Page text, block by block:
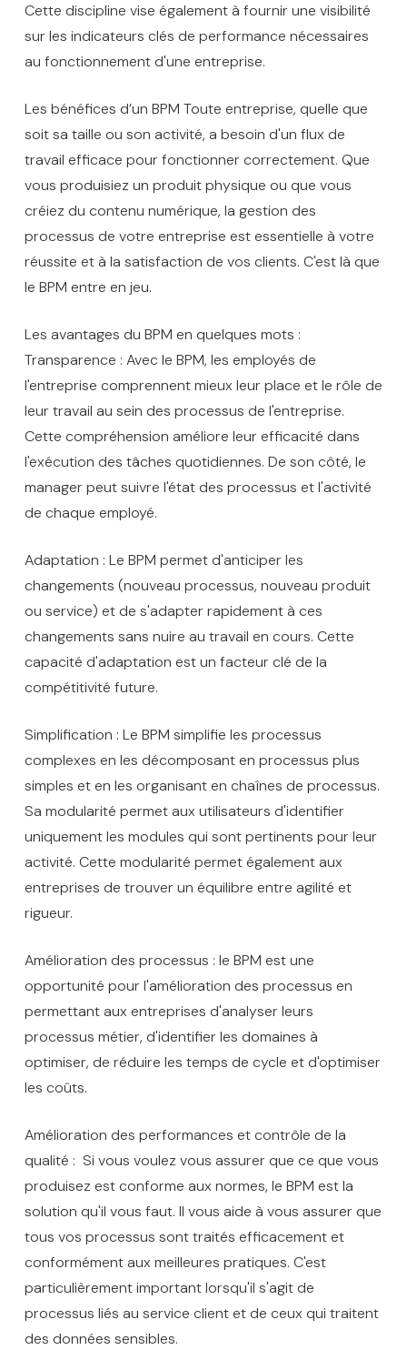
Cette discipline vise également à fournir une visibilité
sur les indicateurs clés de performance nécessaires
au fonctionnement d'une entreprise.
Les bénéfices d’un BPM Toute entreprise, quelle que
soit sa taille ou son activité, a besoin d'un flux de
travail efficace pour fonctionner correctement. Que
vous produisiez un produit physique ou que vous
créiez du contenu numérique, la gestion des
processus de votre entreprise est essentielle à votre
réussite et à la satisfaction de vos clients. C'est là que
le BPM entre en jeu.
Les avantages du BPM en quelques mots :
Transparence : Avec le BPM, les employés de
l'entreprise comprennent mieux leur place et le rôle de
leur travail au sein des processus de l'entreprise.
Cette compréhension améliore leur efficacité dans
l'exécution des tâches quotidiennes. De son côté, le
manager peut suivre l'état des processus et l'activité
de chaque employé.
Adaptation : Le BPM permet d'anticiper les
changements (nouveau processus, nouveau produit
ou service) et de s'adapter rapidement à ces
changements sans nuire au travail en cours. Cette
capacité d'adaptation est un facteur clé de la
compétitivité future.
Simplification : Le BPM simplifie les processus
complexes en les décomposant en processus plus
simples et en les organisant en chaînes de processus.
Sa modularité permet aux utilisateurs d'identifier
uniquement les modules qui sont pertinents pour leur
activité. Cette modularité permet également aux
entreprises de trouver un équilibre entre agilité et
rigueur.
Amélioration des processus : le BPM est une
opportunité pour l'amélioration des processus en
permettant aux entreprises d'analyser leurs
processus métier, d'identifier les domaines à
optimiser, de réduire les temps de cycle et d'optimiser
les coûts.
Amélioration des performances et contrôle de la
qualité : Si vous voulez vous assurer que ce que vous
produisez est conforme aux normes, le BPM est la
solution qu'il vous faut. Il vous aide à vous assurer que
tous vos processus sont traités efficacement et
conformément aux meilleures pratiques. C'est
particulièrement important lorsqu'il s'agit de
processus liés au service client et de ceux qui traitent
des données sensibles.